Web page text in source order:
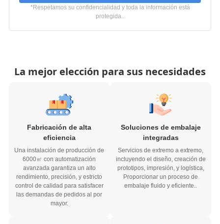
*Respetamos su confidencialidad y toda la información está
protegida..
La mejor elección para sus necesidades
Fabricación de alta
eficiencia
Una instalación de producción de
6000㎡ con automatización
avanzada garantiza un alto
rendimiento, precisión, y estricto
control de calidad para satisfacer
las demandas de pedidos al por
mayor.
Soluciones de embalaje
integradas
Servicios de extremo a extremo,
incluyendo el diseño, creación de
prototipos, impresión, y logística,
Proporcionar un proceso de
embalaje fluido y eficiente..